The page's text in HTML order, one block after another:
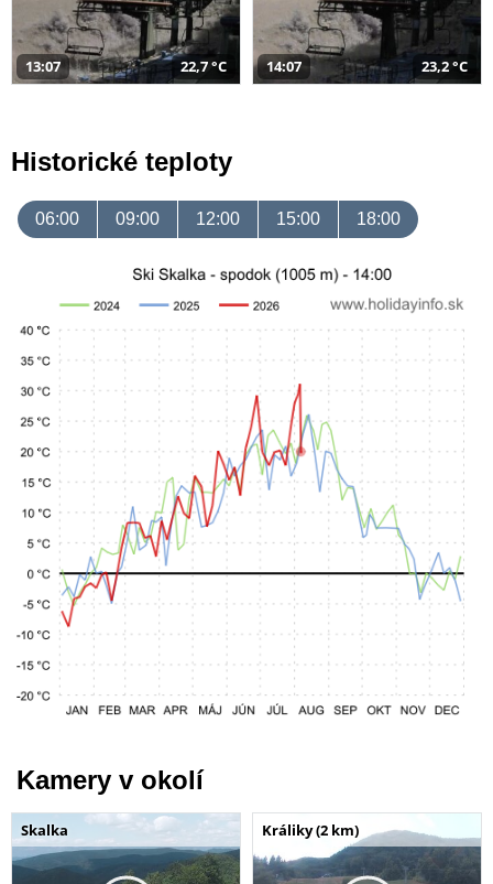
13:07 22,7 °C 14:07 23,2 °C
Historické teploty
06:00 09:00 12:00 15:00 18:00
Kamery v okolí
Skalka Králiky (2 km)